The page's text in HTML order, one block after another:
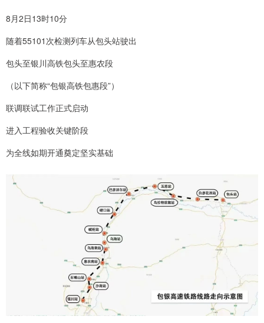
8月2日13时10分
随着55101次检测列车从包头站驶出
包头至银川高铁包头至惠农段
（以下简称“包银高铁包惠段”）
联调联试工作正式启动
进入工程验收关键阶段
为全线如期开通奠定坚实基础